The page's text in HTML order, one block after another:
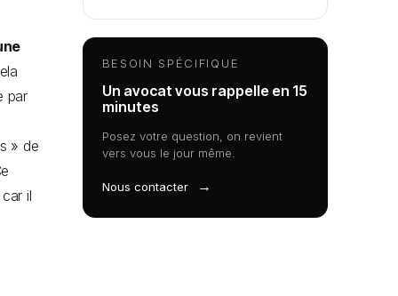
par
» de
il
BESOIN SPÉCIFIQUE
Un avocat vous rappelle en 15
minutes
Posez votre question, on revient
vers vous le jour même.
Nous contacter →